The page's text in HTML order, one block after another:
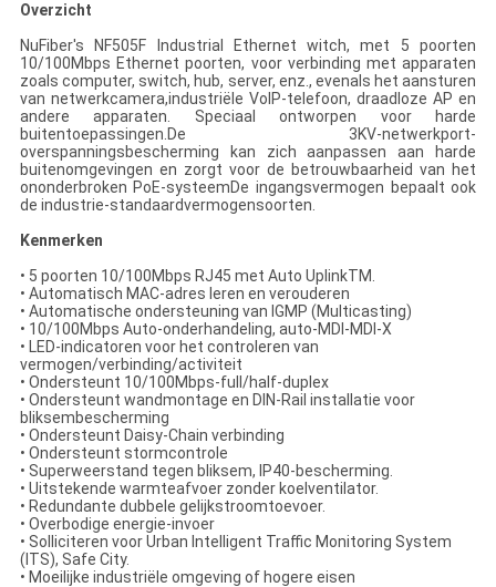
Overzicht
NuFiber's NF505F Industrial Ethernet witch, met 5 poorten
10/100Mbps Ethernet poorten, voor verbinding met apparaten
zoals computer, switch, hub, server, enz., evenals het aansturen
van netwerkcamera,industriële VoIP-telefoon, draadloze AP en
andere apparaten. Speciaal ontworpen voor harde
buitentoepassingen.De 3KV-netwerkport-
overspanningsbescherming kan zich aanpassen aan harde
buitenomgevingen en zorgt voor de betrouwbaarheid van het
ononderbroken PoE-systeemDe ingangsvermogen bepaalt ook
de industrie-standaardvermogensoorten.
Kenmerken
• 5 poorten 10/100Mbps RJ45 met Auto UplinkTM.
• Automatisch MAC-adres leren en verouderen
• Automatische ondersteuning van IGMP (Multicasting)
• 10/100Mbps Auto-onderhandeling, auto-MDI-MDI-X
• LED-indicatoren voor het controleren van
vermogen/verbinding/activiteit
• Ondersteunt 10/100Mbps-full/half-duplex
• Ondersteunt wandmontage en DIN-Rail installatie voor
bliksembescherming
• Ondersteunt Daisy-Chain verbinding
• Ondersteunt stormcontrole
• Superweerstand tegen bliksem, IP40-bescherming.
• Uitstekende warmteafvoer zonder koelventilator.
• Redundante dubbele gelijkstroomtoevoer.
• Overbodige energie-invoer
• Solliciteren voor Urban Intelligent Traffic Monitoring System
(ITS), Safe City.
• Moeilijke industriële omgeving of hogere eisen